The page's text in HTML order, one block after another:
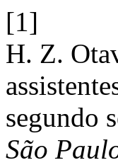
[1]
H. Z.
segundo
São